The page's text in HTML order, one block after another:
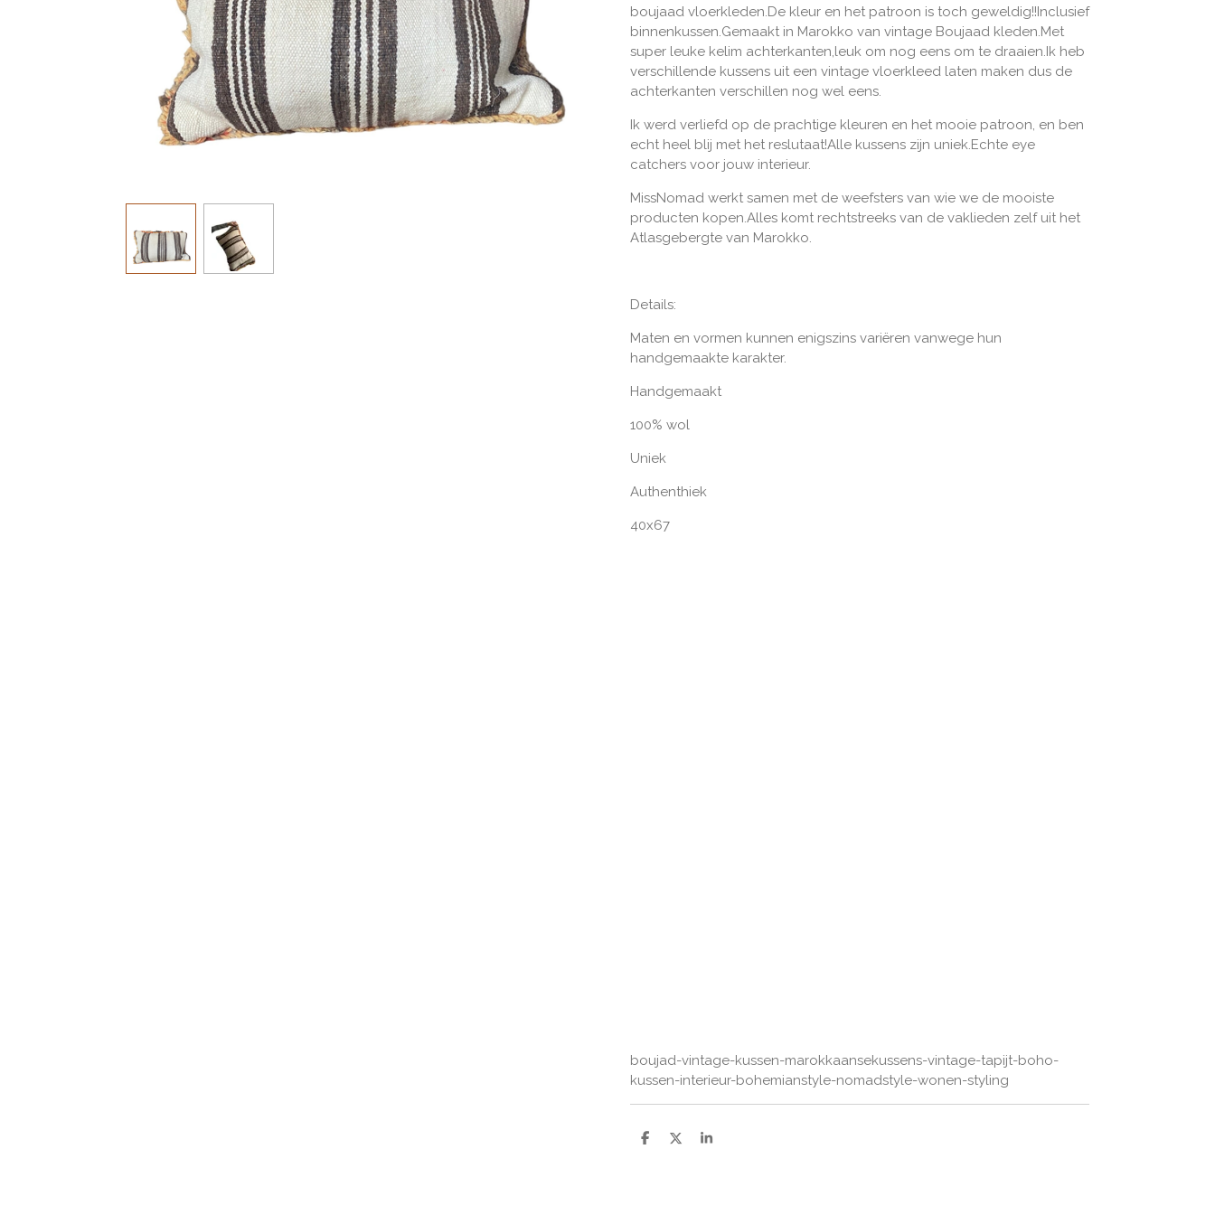
boujaad vloerkleden.De kleur en het patroon is toch geweldig!!Inclusief
binnenkussen.Gemaakt in Marokko van vintage Boujaad kleden.Met
super leuke kelim achterkanten,leuk om nog eens om te draaien.Ik heb
verschillende kussens uit een vintage vloerkleed laten maken dus de
achterkanten verschillen nog wel eens.
Ik werd verliefd op de prachtige kleuren en het mooie patroon, en ben
echt heel blij met het reslutaat!Alle kussens zijn uniek.Echte eye
catchers voor jouw interieur.
MissNomad werkt samen met de weefsters van wie we de mooiste
producten kopen.Alles komt rechtstreeks van de vaklieden zelf uit het
Atlasgebergte van Marokko.
Details:
Maten en vormen kunnen enigszins variëren vanwege hun
handgemaakte karakter.
Handgemaakt
100% wol
Uniek
Authenthiek
40x67
boujad-vintage-kussen-marokkaansekussens-vintage-tapijt-boho-
kussen-interieur-bohemianstyle-nomadstyle-wonen-styling
D
D
S